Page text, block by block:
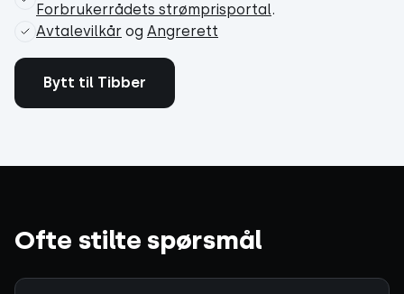
Forbrukerrådets strømprisportal.
Avtalevilkår og Angrerett
Bytt til Tibber
Ofte stilte spørsmål